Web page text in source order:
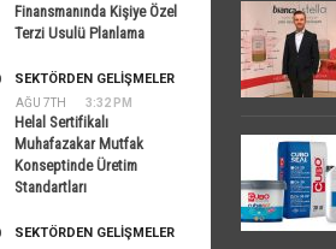
Finansmanında Kişiye Özel
Terzi Usulü Planlama
AĞU 7TH 3:32 PM
SEKTÖRDEN GELIŞMELER
Helal Sertifikalı
Muhafazakar Mutfak
Konseptinde Üretim
Standartları
SEKTÖRDEN GELIŞMELER